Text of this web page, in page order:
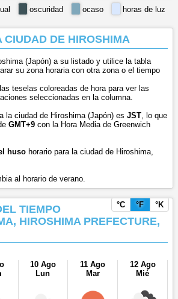
horas de luz
ocaso
oscuridad
CIUDAD DE HIROSHIMA
(Japón) a su listado y utilice la tabla
su zona horaria con otra zona o el tiempo
teselas coloreadas de hora para ver las
seleccionadas en la columna.
la ciudad de Hiroshima (Japón) es JST, lo que
GMT+9 con la Hora Media de Greenwich
huso horario para la ciudad de Hiroshima,
al horario de verano.
TIEMPO
HIROSHIMA PREFECTURE,
°C °F °K
10 Ago
Lun
11 Ago
Mar
12 Ago
Mié